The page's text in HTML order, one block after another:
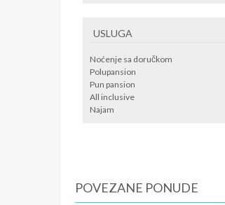
USLUGA
Noćenje sa doručkom
Polupansion
Pun pansion
All inclusive
Najam
POVEZANE PONUDE